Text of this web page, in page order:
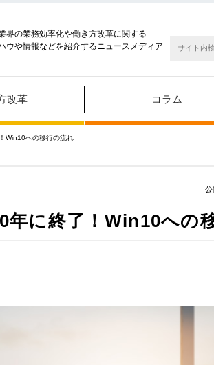
界の業務効率化や働き方改革に関する
ウや情報などを紹介するニュースメディア
改革 コラム
Win10への移行の流れ
公
に終了！Win10への